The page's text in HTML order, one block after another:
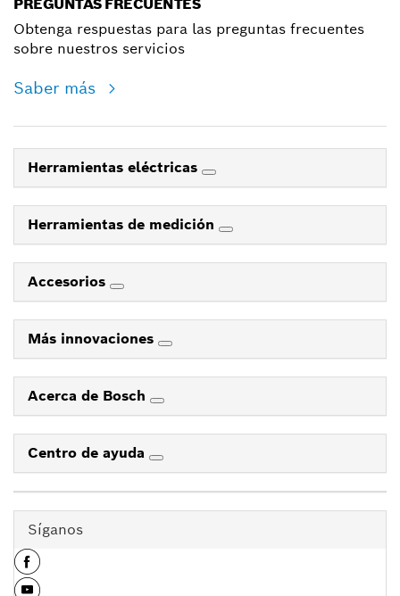
PREGUNTAS FRECUENTES
Obtenga respuestas para las preguntas frecuentes
sobre nuestros servicios
Saber más
Herramientas eléctricas
Herramientas de medición
Accesorios
Más innovaciones
Acerca de Bosch
Centro de ayuda
Síganos